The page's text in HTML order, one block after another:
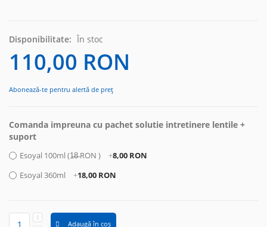
Disponibilitate: În stoc
110,00 RON
Abonează-te pentru alertă de preț
Comanda impreuna cu pachet solutie intretinere lentile +
suport
Esoyal 100ml (1̶8̶ RON ) +8,00 RON
Esoyal 360ml
+18,00 RON
Adaugă în coș